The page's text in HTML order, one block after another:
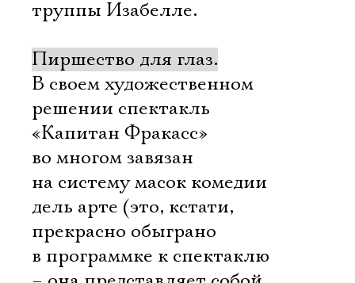
труппы Изабелле.
Пиршество для глаз.
В своем художественном
решении спектакль
«Капитан Фракасс»
во многом завязан
на систему масок комедии
дель арте (это, кстати,
прекрасно обыграно
в программке к спектаклю